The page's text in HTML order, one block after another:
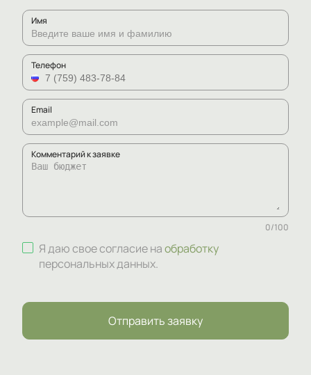
Имя
Телефон
Email
Комментарий к заявке
0/100
Я даю свое согласие наобработку
персональных данных.
Отправить заявку